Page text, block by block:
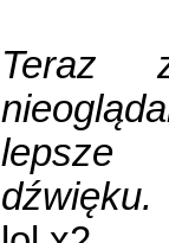
Teraz
lepsze
dźwięku.